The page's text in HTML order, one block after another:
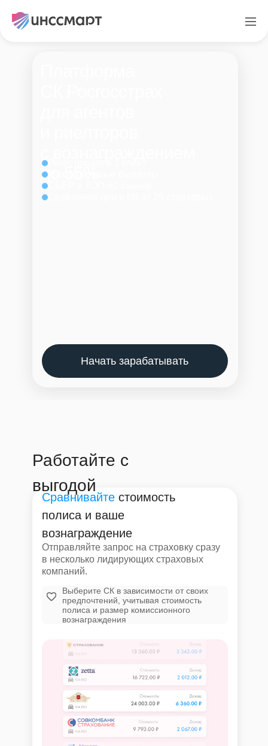
до 55%
Регистрация в 1 клик
Моментальные выплаты
СБЕР и ТОП-60 банков
Сравнение цен и КВ от 25 страховых
Начать зарабатывать
Отправляйте запрос на страховку сразу
в несколько лидирующих страховых
компаний.
Сравнивайте стоимость
полиса и ваше
вознаграждение
Работайте с
выгодой
Выберите СК в зависимости от своих
предпочтений, учитывая стоимость
полиса и размер комиссионного
вознаграждения